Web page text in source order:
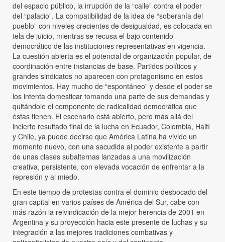
del espacio público, la irrupción de la “calle” contra el poder
del “palacio”. La compatibilidad de la idea de “soberanía del
pueblo” con niveles crecientes de desigualdad, es colocada en
tela de juicio, mientras se recusa el bajo contenido
democrático de las instituciones representativas en vigencia.
La cuestión abierta es el potencial de organización popular, de
coordinación entre instancias de base. Partidos políticos y
grandes sindicatos no aparecen con protagonismo en estos
movimientos. Hay mucho de “espontáneo” y desde el poder se
los intenta domesticar tomando una parte de sus demandas y
quitándole el componente de radicalidad democrática que
éstas tienen. El escenario está abierto, pero más allá del
incierto resultado final de la lucha en Ecuador, Colombia, Haití
y Chile, ya puede decirse que América Latina ha vivido un
momento nuevo, con una sacudida al poder existente a partir
de unas clases subalternas lanzadas a una movilización
creativa, persistente, con elevada vocación de enfrentar a la
represión y al miedo.
En este tiempo de protestas contra el dominio desbocado del
gran capital en varios países de América del Sur, cabe con
más razón la reivindicación de la mejor herencia de 2001 en
Argentina y su proyección hacia este presente de luchas y su
integración a las mejores tradiciones combativas y